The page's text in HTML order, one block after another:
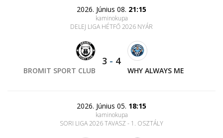
2026. Június 08. 21:15
kaminokupa
DELEJ LIGA HÉTFŐ 2026 NYÁR
BROMIT SPORT CLUB
3 - 4
WHY ALWAYS ME
2026. Június 05. 18:15
kaminokupa
SORI LIGA 2026 TAVASZ - 1. OSZTÁLY